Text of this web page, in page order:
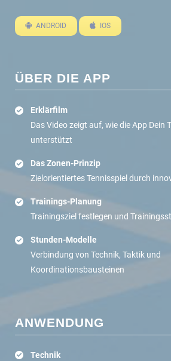
ANDROID IOS
ÜBER DIE APP
Erklärfilm
Das Video zeigt auf, wie die App Dein
unterstützt
Das Zonen-Prinzip
Zielorientiertes Tennisspiel durch
Trainings-Planung
Trainingsziel festlegen und
Stunden-Modelle
Verbindung von Technik, Taktik und
Koordinationsbausteinen
ANWENDUNG
Technik